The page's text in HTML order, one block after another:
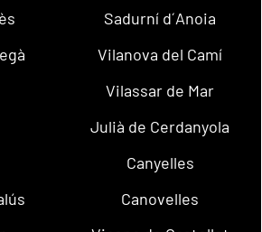
Sadurní d´Anoia
Vilanova del Camí
Vilassar de Mar
Julià de Cerdanyola
Canyelles
Canovelles